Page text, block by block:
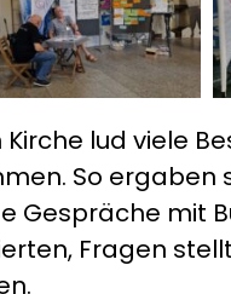
lud viele
So ergaben
Gespräche mit
Fragen